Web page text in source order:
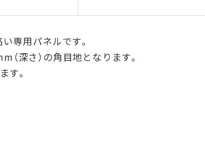
専用パネルです。
（深さ）の角目地となります。
す。